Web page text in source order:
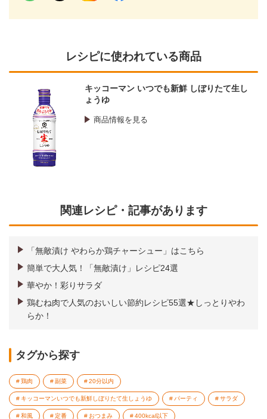
レシピに使われている商品
キッコーマン いつでも新鮮 しぼりたて生し
ょうゆ
商品情報を見る
関連レシピ・記事があります
「無敵漬け やわらか鶏チャーシュー」はこちら
簡単で大人気！「無敵漬け」レシピ24選
華やか！彩りサラダ
鶏むね肉で人気のおいしい節約レシピ55選★しっとりやわ
らか！
タグから探す
鶏肉 副菜 20分以内
キッコーマンいつでも新鮮しぼりたて生しょうゆ パーティ サラダ
和風 定番 おつまみ 400kcal以下